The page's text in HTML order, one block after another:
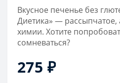
Вкусное печенье без
Диетика» — рассыпчатое,
химии. Хотите
сомневаться?
275 ₽